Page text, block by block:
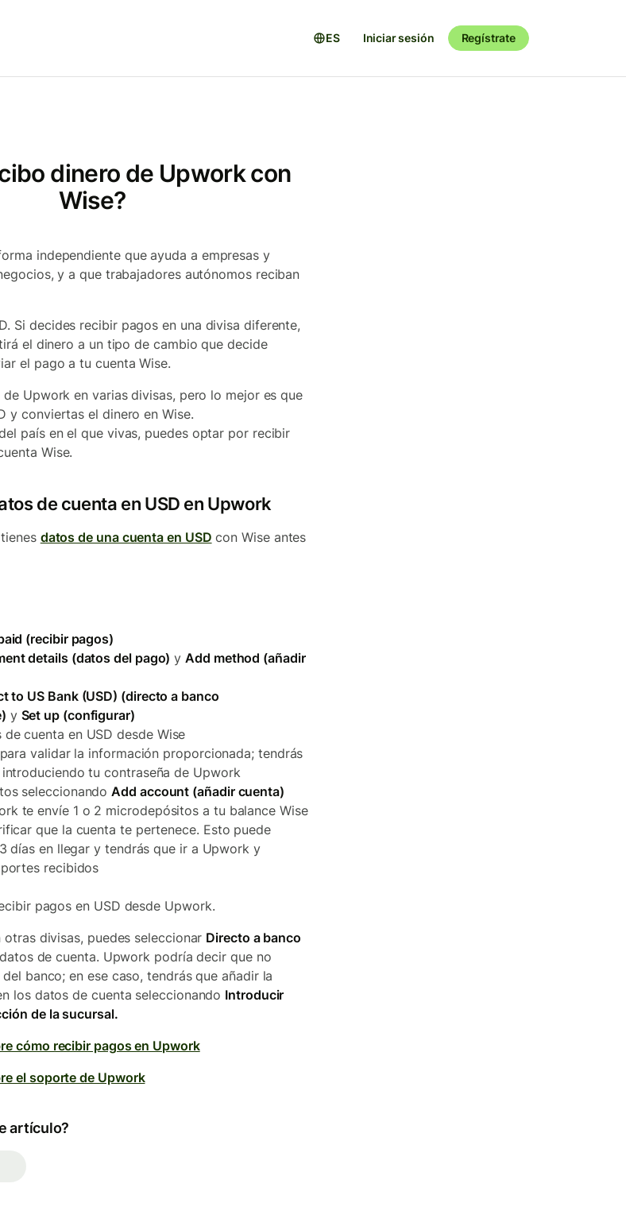
ES Iniciar sesión Regístrate
dinero de Upwork con
Wise?
independiente que ayuda a empresas y
y a que trabajadores autónomos reciban
Si decides recibir pagos en una divisa diferente,
el dinero a un tipo de cambio que decide
el pago a tu cuenta Wise.
Upwork en varias divisas, pero lo mejor es que
y conviertas el dinero en Wise.
país en el que vivas, puedes optar por recibir
Wise.
de cuenta en USD en Upwork
datos de una cuenta en USD con Wise antes
(recibir pagos)
details (datos del pago) yAdd method (añadir
to US Bank (USD) (directo a banco
y Set up (configurar)
cuenta en USD desde Wise
validar la información proporcionada; tendrás
tu contraseña de Upwork
seleccionandoAdd account (añadir cuenta)
te envíe 1 o 2 microdepósitos a tu balance Wise
que la cuenta te pertenece. Esto puede
días en llegar y tendrás que ir a Upwork y
recibidos
pagos en USD desde Upwork.
divisas, puedes seleccionar Directo a banco
de cuenta. Upwork podría decir que no
banco; en ese caso, tendrás que añadir la
los datos de cuenta seleccionando Introducir
de la sucursal.
cómo recibir pagos en Upwork
el soporte de Upwork
artículo?